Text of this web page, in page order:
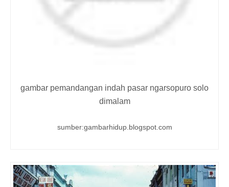
gambar pemandangan indah pasar ngarsopuro solo
dimalam
sumber:gambarhidup.blogspot.com